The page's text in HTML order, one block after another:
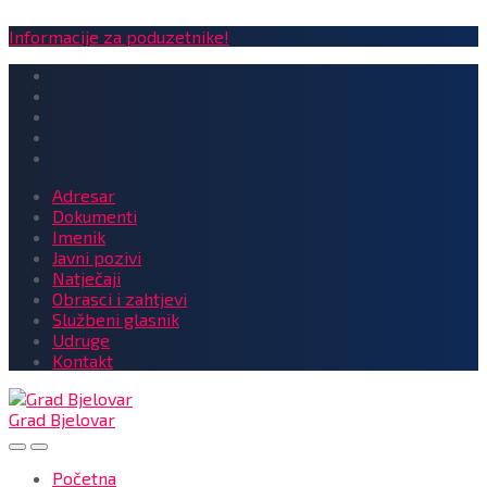
Informacije za poduzetnike!
Adresar
Dokumenti
Imenik
Javni pozivi
Natječaji
Obrasci i zahtjevi
Službeni glasnik
Udruge
Kontakt
Grad Bjelovar
Početna